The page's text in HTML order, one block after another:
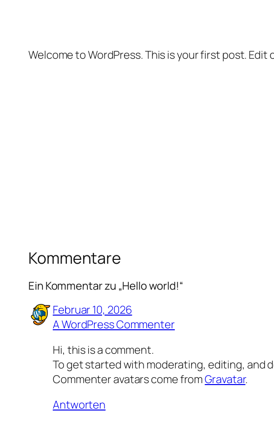
Welcome to WordPress. This is your first post.
Kommentare
Ein Kommentar zu „Hello world!“
Februar 10, 2026
A WordPress Commenter
Hi, this is a comment.
To get started with moderating, editing, and
Commenter avatars come fromGravatar.
Antworten